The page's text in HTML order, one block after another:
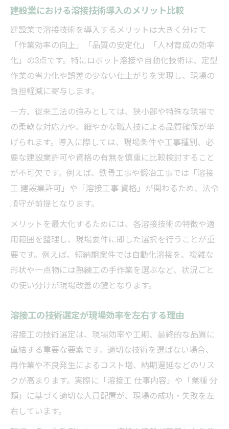
建設業における溶接技術導入のメリット比較
建設業で溶接技術を導入するメリットは大きく分けて
「作業効率の向上」「品質の安定化」「人材育成の効率
化」の3点です。特にロボット溶接や自動化技術は、定型
作業の省力化や誤差の少ない仕上がりを実現し、現場の
負担軽減に寄与します。
一方、従来工法の強みとしては、狭小部や特殊な現場で
の柔軟な対応力や、細やかな職人技による品質確保が挙
げられます。導入に際しては、現場条件や工事種別、必
要な建設業許可や資格の有無を慎重に比較検討すること
が不可欠です。例えば、鉄骨工事や鍛冶工事では「溶接
工 建設業許可」や「溶接工事 資格」が関わるため、法令
順守が前提となります。
メリットを最大化するためには、各溶接技術の特徴や適
用範囲を整理し、現場要件に即した選択を行うことが重
要です。例えば、短納期案件では自動化溶接を、複雑な
形状や一点物には熟練工の手作業を選ぶなど、状況ごと
の使い分けが現場改善の鍵となります。
溶接工の技術選定が現場効率を左右する理由
溶接工の技術選定は、現場効率や工期、最終的な品質に
直結する重要な要素です。適切な技術を選ばない場合、
再作業や不良発生によるコスト増、納期遅延などのリス
クが高まります。実際に「溶接工 仕事内容」や「業種 分
類」に基づく適切な人員配置が、現場の成功・失敗を左
右しています。